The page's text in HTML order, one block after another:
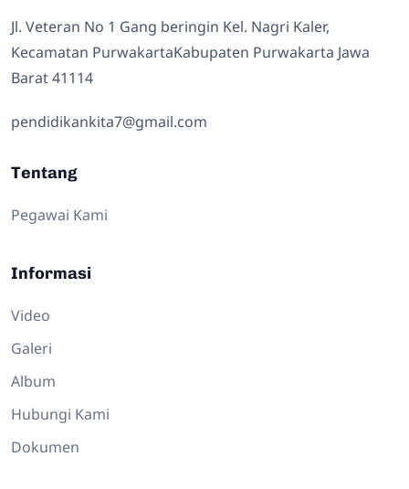
Jl. Veteran No 1 Gang beringin Kel. Nagri Kaler,
Kecamatan PurwakartaKabupaten Purwakarta Jawa
Barat 41114
pendidikankita7@gmail.com
Tentang
Pegawai Kami
Informasi
Video
Galeri
Album
Hubungi Kami
Dokumen